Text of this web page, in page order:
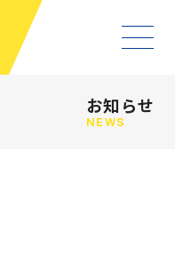
お知らせ
NEWS